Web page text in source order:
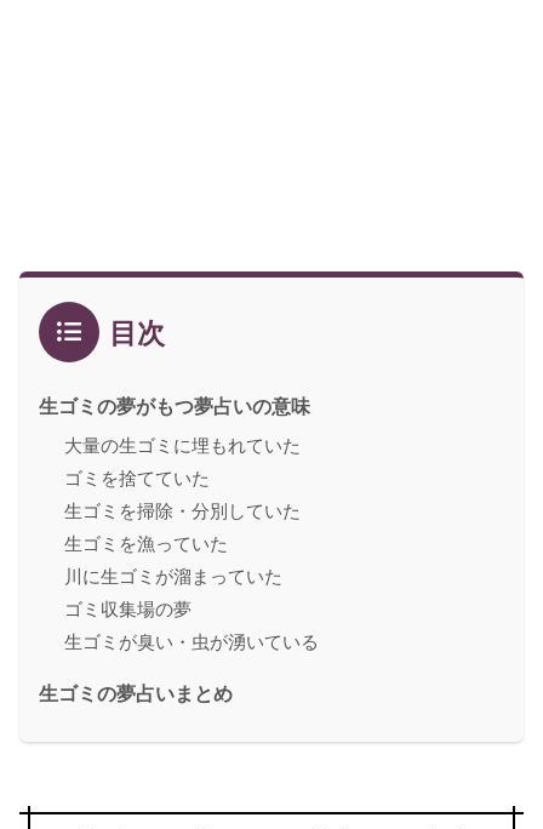
目次
生ゴミの夢がもつ夢占いの意味
大量の生ゴミに埋もれていた
ゴミを捨てていた
生ゴミを掃除・分別していた
生ゴミを漁っていた
川に生ゴミが溜まっていた
ゴミ収集場の夢
生ゴミが臭い・虫が湧いている
生ゴミの夢占いまとめ